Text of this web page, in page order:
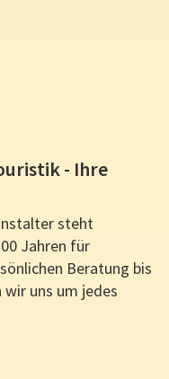
- Ihre
steht
Jahren für
Beratung bis
uns um jedes